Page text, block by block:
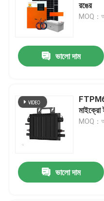
রঙের
MOQ：
ভালো দাম
মাইক্রো
MOQ：
ভালো দাম